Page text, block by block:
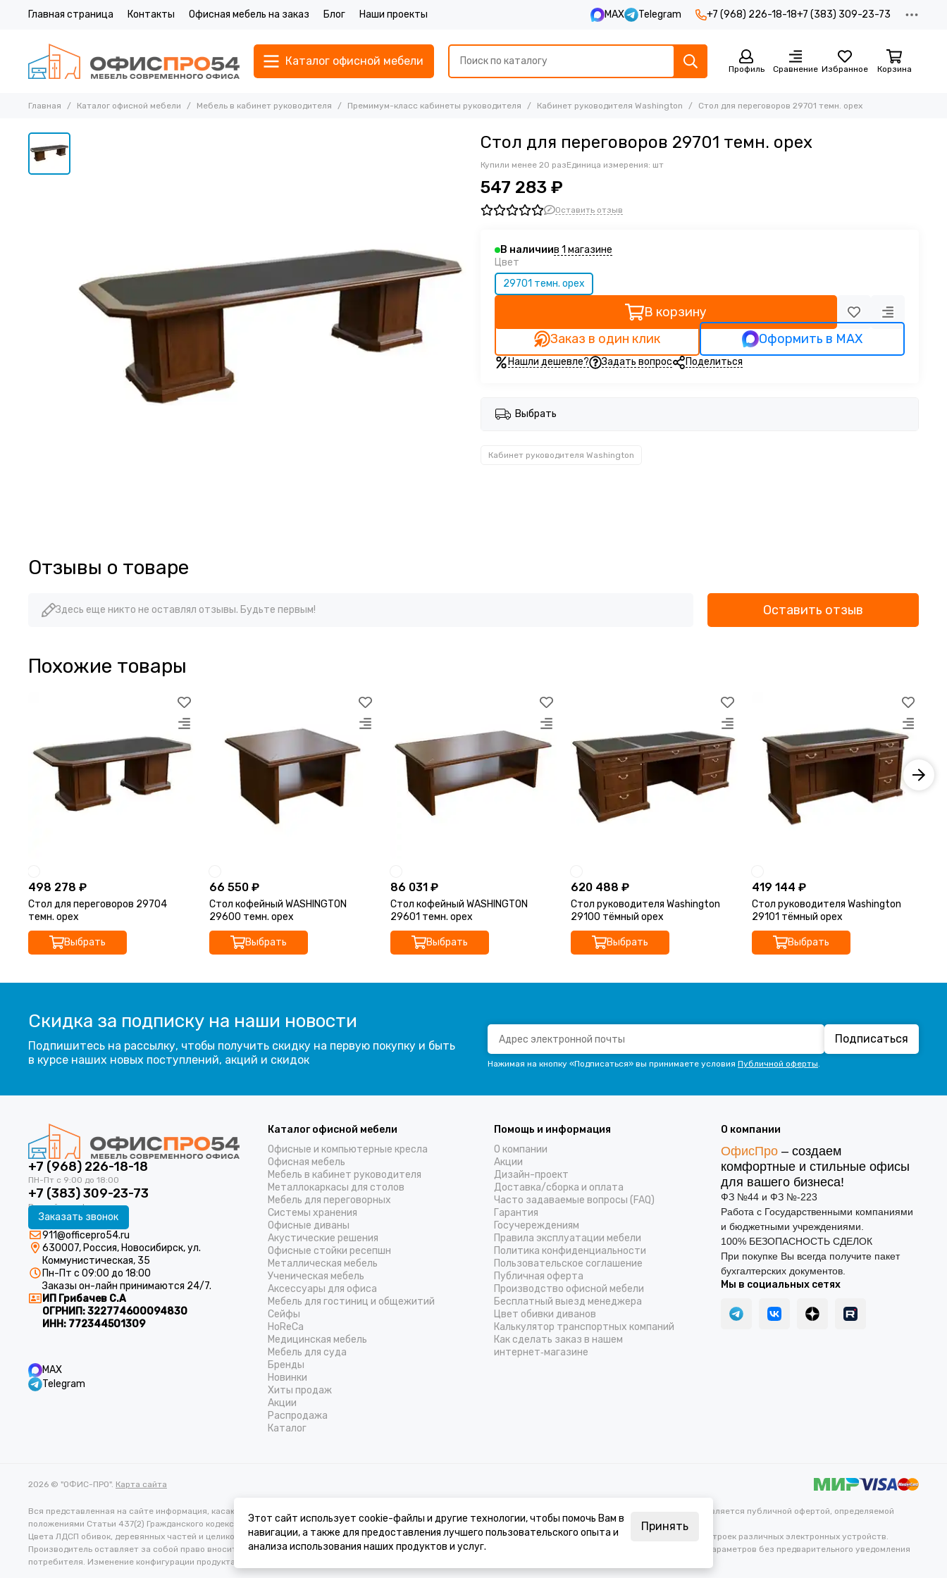
Главная страница Контакты Офисная мебель на заказ Блог Наши проекты MAX Telegram +7 (968) 226-18-18+7 (383) 309-23-73
Каталог офисной мебели
Профиль Сравнение Избранное Корзина
Главная Каталог офисной мебели Мебель в кабинет руководителя Премимум-класс кабинеты руководителя Кабинет руководителя Washington Стол для переговоров 29701 темн. орех
Стол для переговоров 29701 темн. орех
Купили менее 20 разЕдиница измерения: шт
547 283 ₽
Оставить отзыв
В наличиив 1 магазине
Цвет
29701 темн. орех
В корзину
Заказ в один клик
Оформить в MAX
Нашли дешевле? Задать вопрос Поделиться
Выбрать
Кабинет руководителя Washington
Отзывы о товаре
Здесь еще никто не оставлял отзывы. Будьте первым! Оставить отзыв
Похожие товары
498 278 ₽
Стол для переговоров 29704
темн. орех
Выбрать
66 550 ₽
Стол кофейный WASHINGTON
29600 темн. орех
Выбрать
86 031 ₽
Стол кофейный WASHINGTON
29601 темн. орех
Выбрать
620 488 ₽
Стол руководителя Washington
29100 тёмный орех
Выбрать
419 144 ₽
Стол руководителя Washington
29101 тёмный орех
Выбрать
Скидка за подписку на наши новости
Подпишитесь на рассылку, чтобы получить скидку на первую покупку и быть
в курсе наших новых поступлений, акций и скидок
Подписаться
Нажимая на кнопку «Подписаться» вы принимаете условия Публичной оферты.
+7 (968) 226-18-18
+7 (383) 309-23-73
Заказать звонок
911@officepro54.ru
630007, Россия, Новосибирск, ул.
Коммунистическая, 35
Пн-Пт с 09:00 до 18:00
Заказы он-лайн принимаются 24/7.
ИП Грибачев С.А
ОГРНИП:322774600094830
ИНН: 772344501309
MAX
Telegram
Каталог офисной мебели
Офисные и компьютерные кресла
Офисная мебель
Мебель в кабинет руководителя
Металлокаркасы для столов
Мебель для переговорных
Системы хранения
Офисные диваны
Акустические решения
Офисные стойки ресепшн
Металлическая мебель
Ученическая мебель
Аксессуары для офиса
Мебель для гостиниц и общежитий
Cейфы
HoReCa
Медицинская мебель
Мебель для суда
Бренды
Новинки
Хиты продаж
Акции
Распродажа
Каталог
Помощь и информация
О компании
Акции
Дизайн-проект
Доставка/cборка и оплата
Часто задаваемые вопросы (FAQ)
Гарантия
Госучереждениям
Правила эксплуатации мебели
Политика конфиденциальности
Пользовательское соглашение
Публичная оферта
Производство офисной мебели
Бесплатный выезд менеджера
Цвет обивки диванов
Калькулятор транспортных компаний
Как сделать заказ в нашем
интернет‑магазине
О компании
ОфисПро– создаем
комфортные и стильные офисы
для вашего бизнеса!
ФЗ №44 и ФЗ №-223
Работа с Государственными компаниями
и бюджетными учреждениями.
100% БЕЗОПАСНОСТЬ СДЕЛОК
При покупке Вы всегда получите пакет
бухгалтерских документов.
Мы в социальных сетях
2026 © "ОФИС-ПРО". Карта сайта
Вся представленная на сайте информация, касающаяся характеристик, стоимости товаров и услуг, носит информационный характер и ни при каких условиях не является публичной офертой, определяемой
положениями Статьи 437(2) Гражданского кодекса РФ.
Цвета ЛДСП обивок, деревянных частей и целиковых изделий в реальности может отличаться от изображения на сайте ввиду особенностей цветопередачи и настроек различных электронных устройств.
Производитель оставляет за собой право вносить изменения в технические и иные характеристики изделий для улучшения их эксплуатационных и технических параметров без предварительного уведомления
потребителя. Изменение конфигурации продукта не является основанием для возврата/обмена продукции.
Этот сайт использует cookie-файлы и другие технологии, чтобы помочь Вам в
навигации, а также для предоставления лучшего пользовательского опыта и
анализа использования наших продуктов и услуг.
Принять